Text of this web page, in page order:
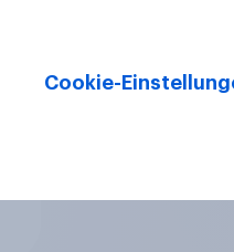
Cookie-